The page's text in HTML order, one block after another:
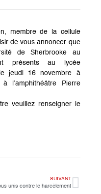
membre de la cellule
de vous annoncer que
de Sherbrooke au
présents au lycée
jeudi 16 novembre à
l’amphithéâtre Pierre
veuillez renseigner le
SUIVANT
unis contre le harcèlement